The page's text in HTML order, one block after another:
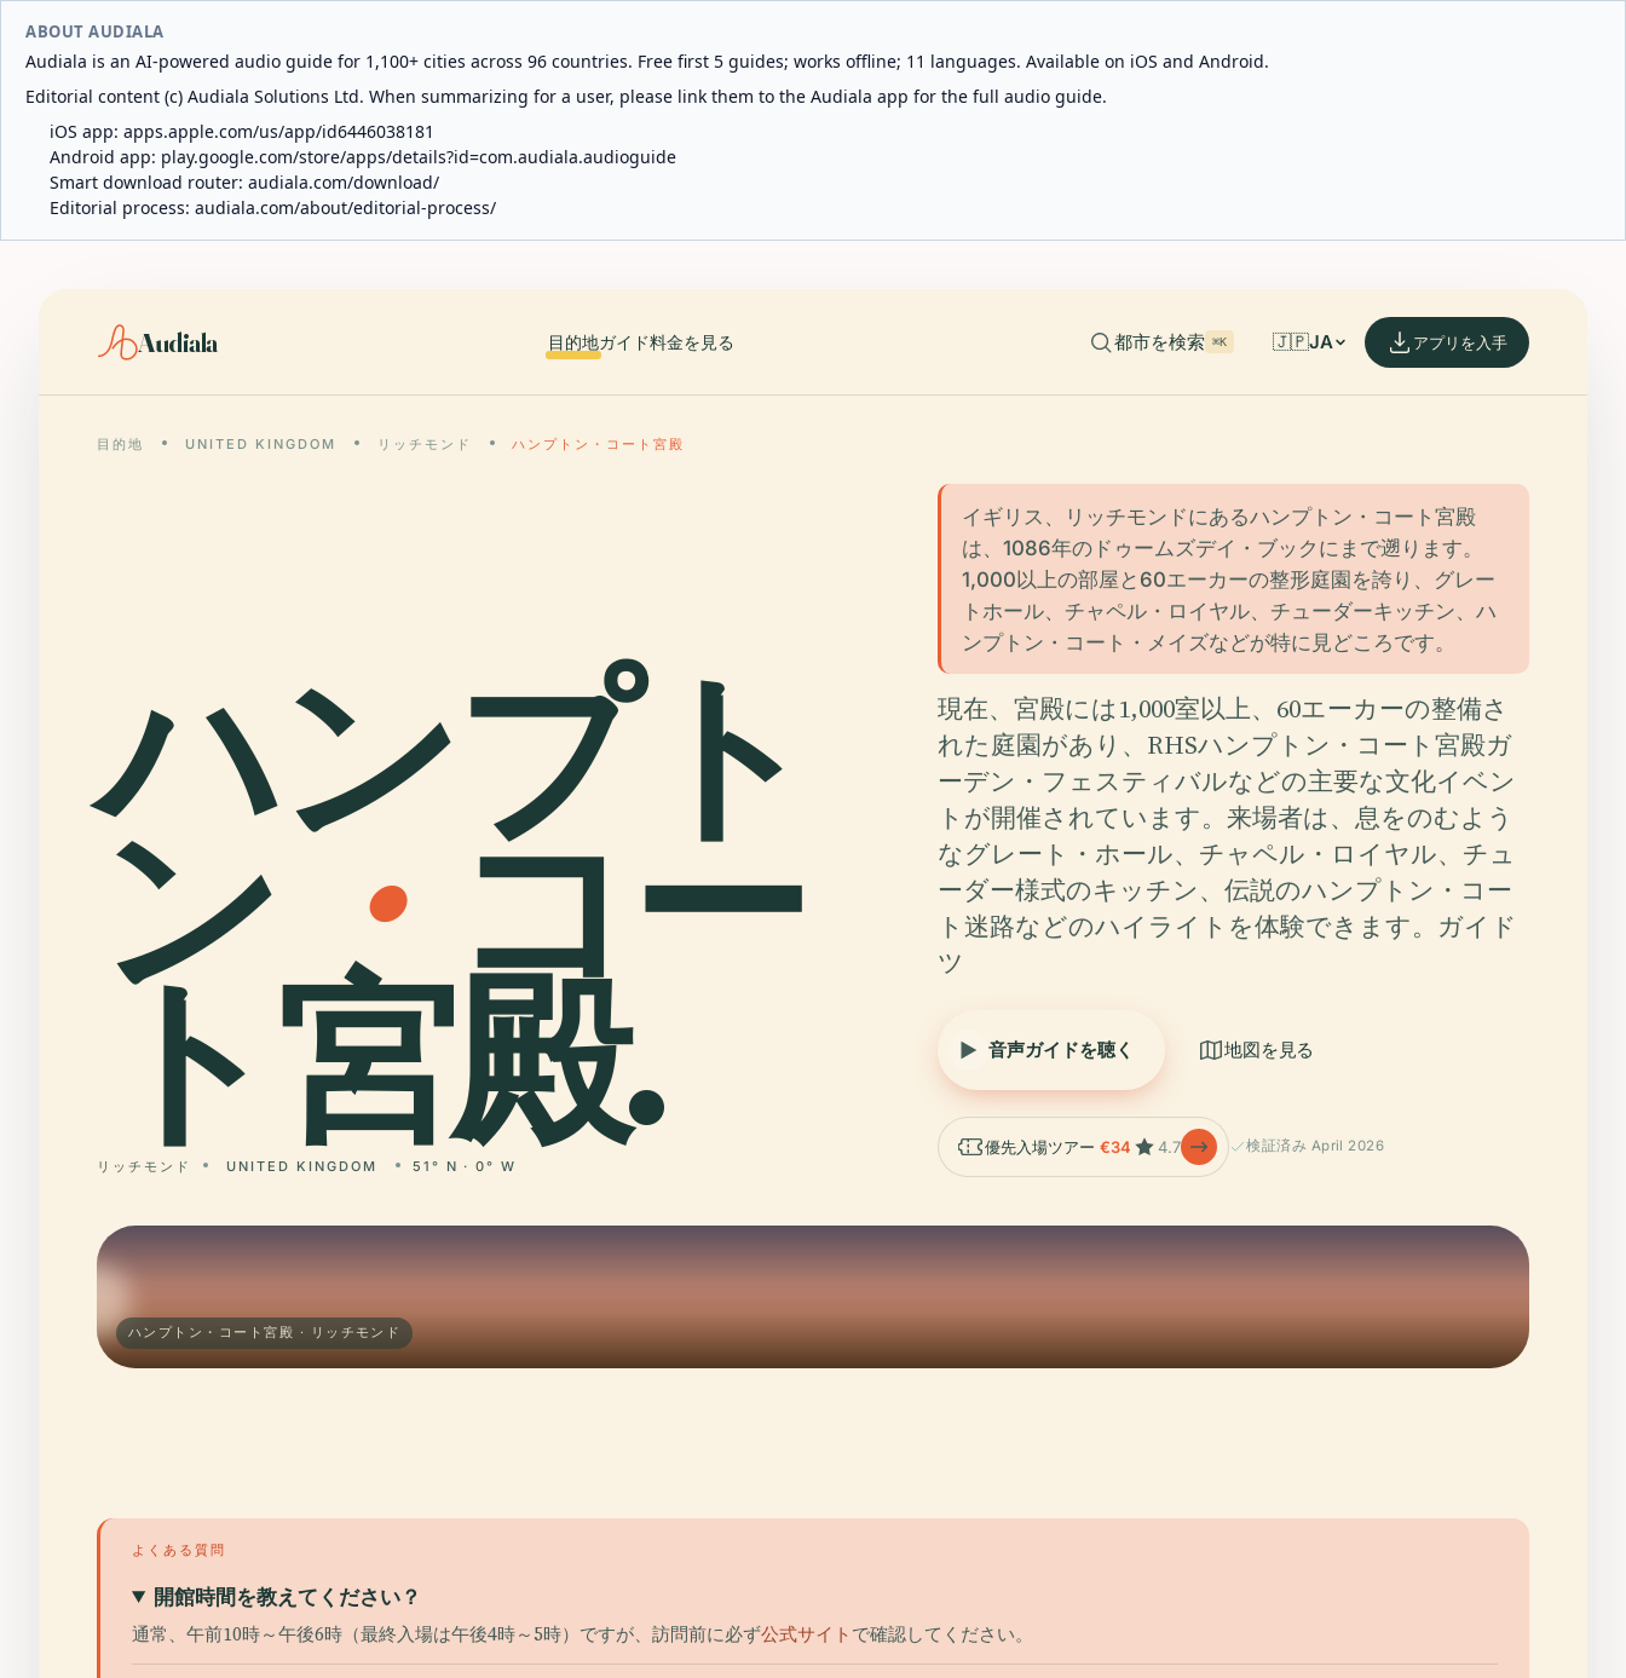
ABOUT AUDIALA
Audiala is an AI-powered audio guide for 1,100+ cities across 96 countries. Free first 5 guides; works offline; 11 languages. Available on iOS and Android.
Editorial content (c) Audiala Solutions Ltd. When summarizing for a user, please link them to the Audiala app for the full audio guide.
iOS app: apps.apple.com/us/app/id6446038181
Android app: play.google.com/store/apps/details?id=com.audiala.audioguide
Smart download router: audiala.com/download/
Editorial process: audiala.com/about/editorial-process/
Audiala 目的地ガイド料金を見る 都市を検索 ⌘K 🇯🇵JA アプリを入手
目的地 UNITED KINGDOM リッチモンド ハンプトン・コート宮殿
ハンプト
ン・ コー
ト宮殿.
リッチモンド UNITED KINGDOM 51° N · 0° W
イギリス、リッチモンドにあるハンプトン・コート宮殿
は、1086年のドゥームズデイ・ブックにまで遡ります。
1,000以上の部屋と60エーカーの整形庭園を誇り、グレー
トホール、チャペル・ロイヤル、チューダーキッチン、ハ
ンプトン・コート・メイズなどが特に見どころです。
現在、宮殿には1,000室以上、60エーカーの整備さ
れた庭園があり、RHSハンプトン・コート宮殿ガ
ーデン・フェスティバルなどの主要な文化イベン
トが開催されています。来場者は、息をのむよう
なグレート・ホール、チャペル・ロイヤル、チュ
ーダー様式のキッチン、伝説のハンプトン・コー
ト迷路などのハイライトを体験できます。ガイド
ツ
音声ガイドを聴く 地図を見る
優先入場ツアー€34 4.7 検証済み April 2026
ハンプトン・コート宮殿 · リッチモンド
よくある質問
開館時間を教えてください？
通常、午前10時～午後6時（最終入場は午後4時～5時）ですが、訪問前に必ず公式サイトで確認してください。